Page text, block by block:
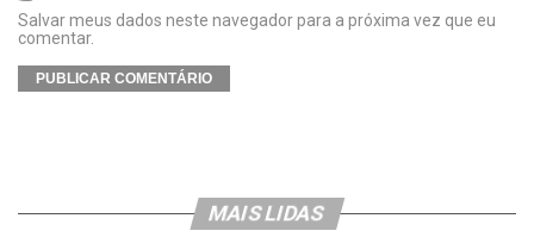
Salvar meus dados neste navegador para a próxima vez que eu
comentar.
MAIS LIDAS